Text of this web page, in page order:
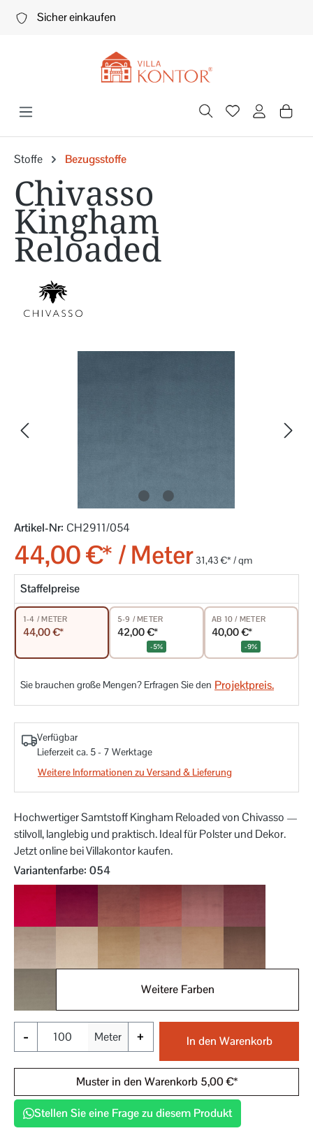
Zum Hauptinhalt springen
Sicher einkaufen
Stoffe Bezugsstoffe
Chivasso
Kingham
Reloaded
Artikel-Nr: CH2911/054
44,00 €* / Meter 31,43 €* / qm
Staffelpreise
1-4 / METER
44,00 €*
5-9 / METER
42,00 €*
-5%
AB 10 / METER
40,00 €*
-9%
Sie brauchen große Mengen? Erfragen Sie den Projektpreis.
Verfügbar
Lieferzeit ca. 5 - 7 Werktage
Weitere Informationen zu Versand & Lieferung
Hochwertiger Samtstoff Kingham Reloaded von Chivasso —
stilvoll, langlebig und praktisch. Ideal für Polster und Dekor.
Jetzt online bei Villakontor kaufen.
Variantenfarbeauswählen
: 054
Weitere Farben
- Meter + In den Warenkorb
Muster in den Warenkorb 5,00 €*
Stellen Sie eine Frage zu diesem Produkt